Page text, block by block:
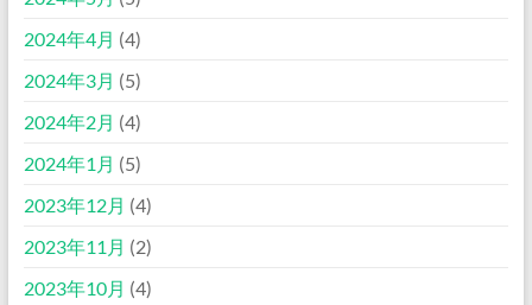
2024年4月 (4)
2024年3月 (5)
2024年2月 (4)
2024年1月 (5)
2023年12月 (4)
2023年11月 (2)
2023年10月 (4)